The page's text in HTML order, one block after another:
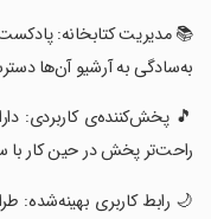
به‌سادگی به آرشیو آن‌ها
‏‏🎵 پخش‌کننده‌ی کاربردی:
راحت‌تر پخش در حین کار با
‏‏🌙 رابط کاربری بهینه‌شده: